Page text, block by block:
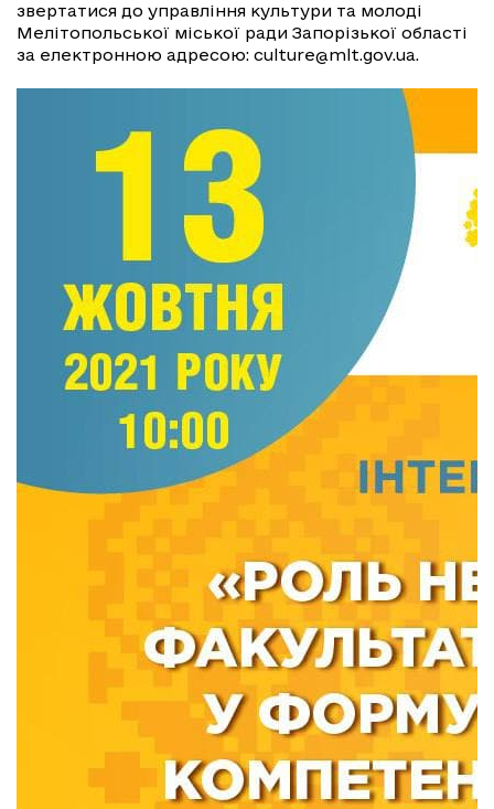
звертатися до управління культури та молоді
Мелітопольської міської ради Запорізької області
за електронною адресою: culture@mlt.gov.ua.